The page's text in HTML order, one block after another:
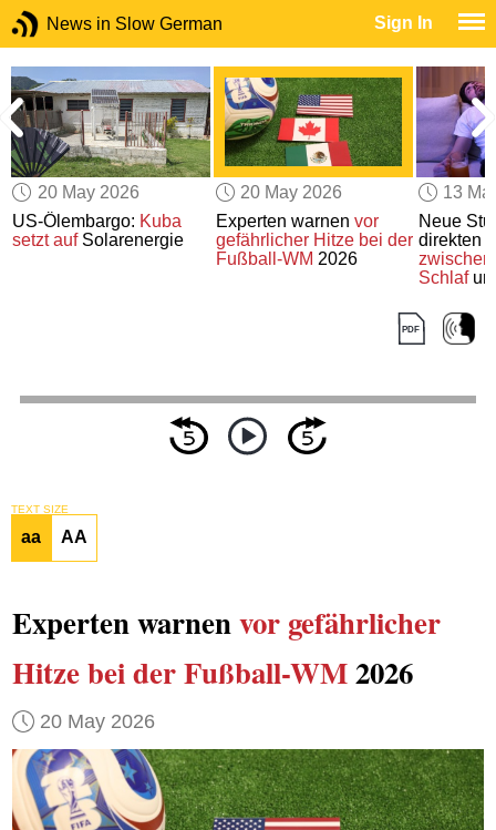
News in Slow German Sign In
20 May 2026
US-Ölembargo: Kuba
setzt aufSolarenergie
20 May 2026
Experten warnen vor
gefährlicher Hitze bei der
Fußball-WM 2026
13
Neue
direkten
Schlaf
TEXT SIZE
aa AA
Experten warnenvor gefährlicher
Hitzebei der Fußball-WM2026
20 May 2026